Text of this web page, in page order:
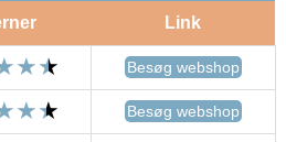
Link
Besøg webshop
Besøg webshop